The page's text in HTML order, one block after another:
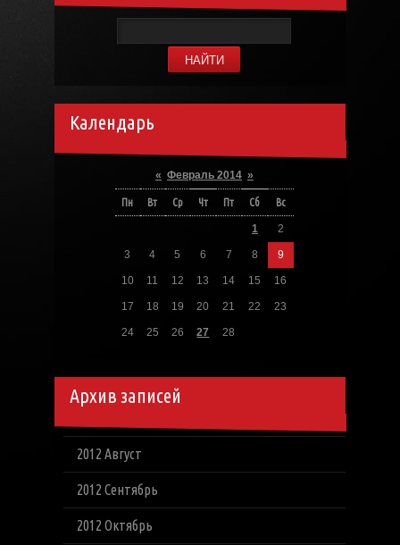
Календарь
« Февраль 2014 »
Пн Вт Ср Чт Пт Сб Вс
1 2
3 4 5 6 7 8 9
10 11 12 13 14 15 16
17 18 19 20 21 22 23
24 25 26 27 28
Архив записей
2012 Август
2012 Сентябрь
2012 Октябрь